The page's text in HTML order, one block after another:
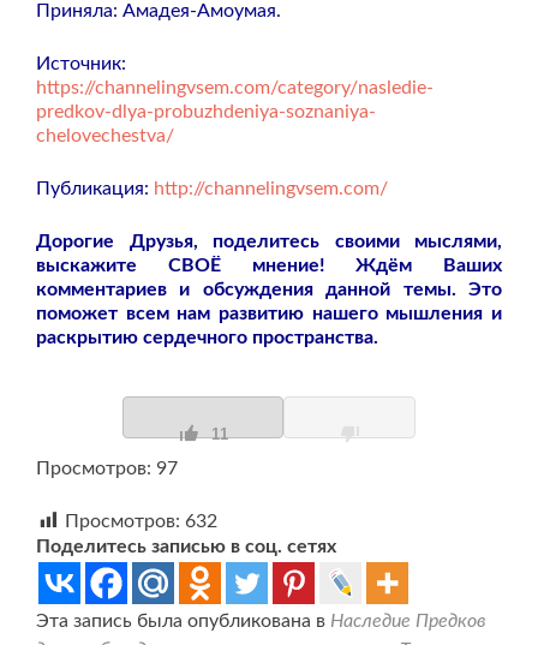
Приняла: Амадея-Амоумая.
Источник:
https://channelingvsem.com/category/nasledie-
predkov-dlya-probuzhdeniya-soznaniya-
chelovechestva/
Публикация: http://channelingvsem.com/
Дорогие Друзья, поделитесь своими мыслями,
выскажите СВОЁ мнение! Ждём Ваших
комментариев и обсуждения данной темы. Это
поможет всем нам развитию нашего мышления и
раскрытию сердечного пространства.
11
Просмотров: 97
Просмотров: 632
Поделитесь записью в соц. сетях
Эта запись была опубликована в Наследие Предков